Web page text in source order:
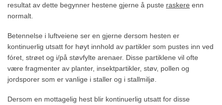
resultat av dette begynner hestene gjerne å puste raskere enn
normalt.
Betennelse i luftveiene ser en gjerne dersom hesten er
kontinuerlig utsatt for høyt innhold av partikler som pustes inn ved
fóret, strøet og i/på støvfylte arenaer. Disse partiklene vil ofte
være fragmenter av planter, insektpartikler, støv, pollen og
jordsporer som er vanlige i staller og i stallmiljø.
Dersom en mottagelig hest blir kontinuerlig utsatt for disse